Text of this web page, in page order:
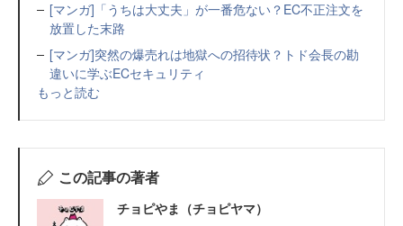
[マンガ]「うちは大丈夫」が一番危ない？EC不正注文を
放置した末路
[マンガ]突然の爆売れは地獄への招待状？トド会長の勘
違いに学ぶECセキュリティ
もっと読む
この記事の著者
チョピやま（チョピヤマ）